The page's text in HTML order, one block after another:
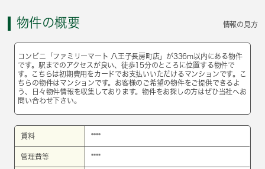
物件の概要 情報の見方
コンビニ「ファミリーマート 八王子長房町店」が336m以内にある物件
です。駅までのアクセスが良い、徒歩15分のところに位置する物件で
す。こちらは初期費用をカードでお支払いいただけるマンションです。こ
ちらの物件はマンションです。お客様のご希望の物件をご提供できるよ
う、日々物件情報を収集しております。物件をお探しの方はぜひ当社へお
問い合わせ下さい。
賃料 ****
管理費等 ****